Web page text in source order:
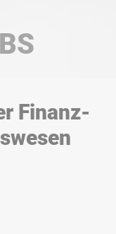
Finanz-